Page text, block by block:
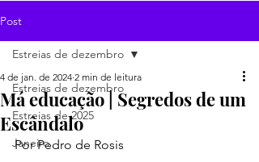
Post
Estreias de dezembro
Estreias de 2025
Janeiro
Estreias de dezembro
Má educação | Segredos de um
Escândalo
4 de jan. de 2024 2 min de leitura
Por Pedro de Rosis